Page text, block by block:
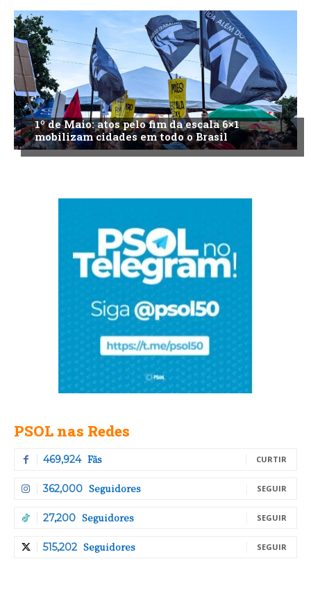
1º de Maio: atos pelo fim da escala 6×1
mobilizam cidades em todo o Brasil
PSOL nas Redes
469,924 Fãs CURTIR
362,000 Seguidores SEGUIR
27,200 Seguidores SEGUIR
515,202 Seguidores SEGUIR